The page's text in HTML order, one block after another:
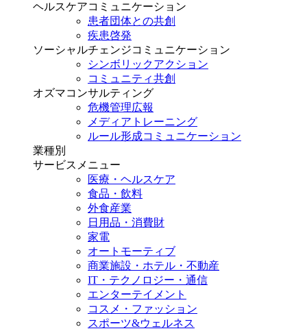
ヘルスケアコミュニケーション
患者団体との共創
疾患啓発
ソーシャルチェンジコミュニケーション
シンボリックアクション
コミュニティ共創
オズマコンサルティング
危機管理広報
メディアトレーニング
ルール形成コミュニケーション
業種別
サービスメニュー
医療・ヘルスケア
食品・飲料
外食産業
日用品・消費財
家電
オートモーティブ
商業施設・ホテル・不動産
IT・テクノロジー・通信
エンターテイメント
コスメ・ファッション
スポーツ&ウェルネス